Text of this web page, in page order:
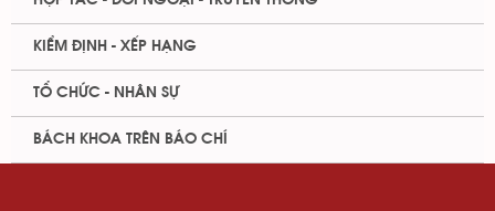
KIỂM ĐỊNH - XẾP HẠNG
TỔ CHỨC - NHÂN SỰ
BÁCH KHOA TRÊN BÁO CHÍ